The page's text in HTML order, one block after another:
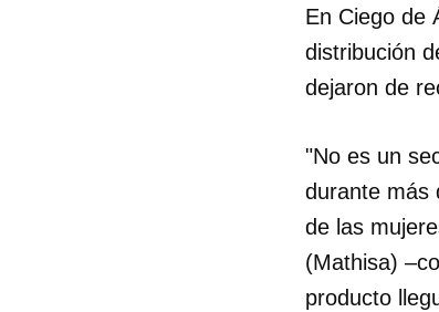
En Ciego de
distribución
dejaron de
"No es un
durante más
de las
(Mathisa)
producto